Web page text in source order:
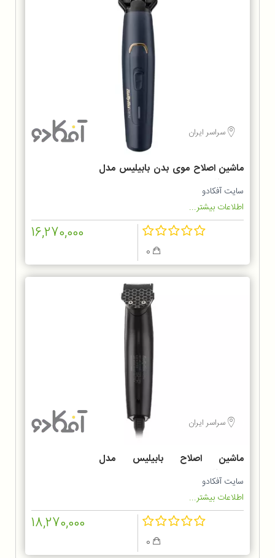
سراسر ایران
ماشین اصلاح موی بدن بابیلیس مدل
BG120SDE
سایت آفکادو
اطلاعات بیشتر...
16,270,000
سراسر ایران
ماشین اصلاح بابیلیس مدل
MT727SDE
سایت آفکادو
اطلاعات بیشتر...
18,270,000